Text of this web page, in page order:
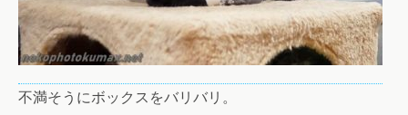
不満そうにボックスをバリバリ。